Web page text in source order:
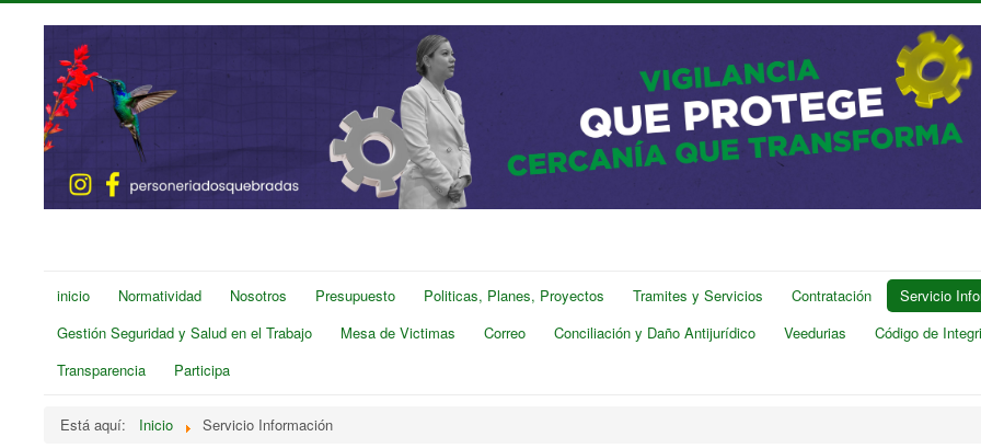
inicio Normatividad Nosotros Presupuesto Politicas, Planes, Proyectos Tramites y Servicios Contratación
Servicio
Gestión Seguridad y Salud en el Trabajo
Mesa de Victimas Correo Conciliación y Daño Antijurídico Veedurias
Código de
Transparencia
Participa
Está aquí: Inicio Servicio Información